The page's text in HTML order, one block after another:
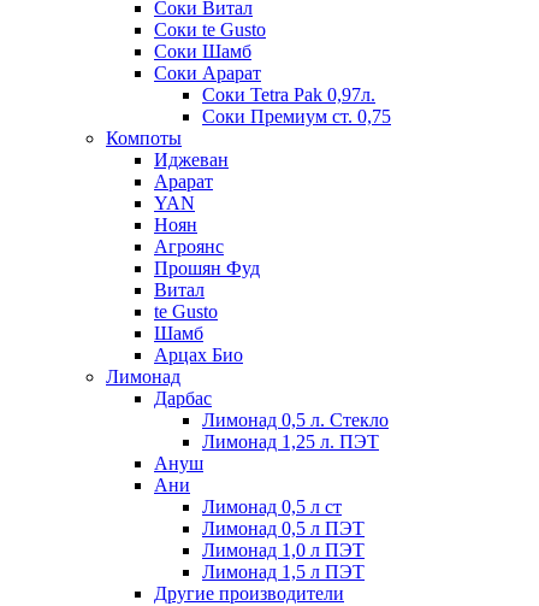
Соки Витал
Соки te Gusto
Соки Шамб
Соки Арарат
Соки Tetra Pak 0,97л.
Соки Премиум ст. 0,75
Компоты
Иджеван
Арарат
YAN
Ноян
Агроянс
Прошян Фуд
Витал
te Gusto
Шамб
Арцах Био
Лимонад
Дарбас
Лимонад 0,5 л. Стекло
Лимонад 1,25 л. ПЭТ
Ануш
Ани
Лимонад 0,5 л ст
Лимонад 0,5 л ПЭТ
Лимонад 1,0 л ПЭТ
Лимонад 1,5 л ПЭТ
Другие производители